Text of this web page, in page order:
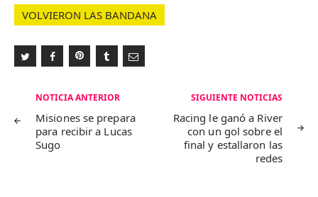
VOLVIERON LAS BANDANA
Navegación
de
entradas
NOTICIA ANTERIOR
Misiones se prepara
para recibir a Lucas
Sugo
SIGUIENTE NOTICIAS
Racing le ganó a River
con un gol sobre el
final y estallaron las
redes